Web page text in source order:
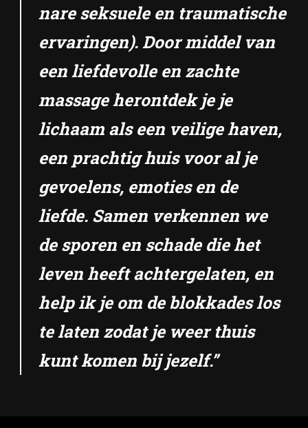
nare seksuele en traumatische
ervaringen). Door middel van
een liefdevolle en zachte
massage herontdek je je
lichaam als een veilige haven,
een prachtig huis voor al je
gevoelens, emoties en de
liefde. Samen verkennen we
de sporen en schade die het
leven heeft achtergelaten, en
help ik je om de blokkades los
te laten zodat je weer thuis
kunt komen bij jezelf.”